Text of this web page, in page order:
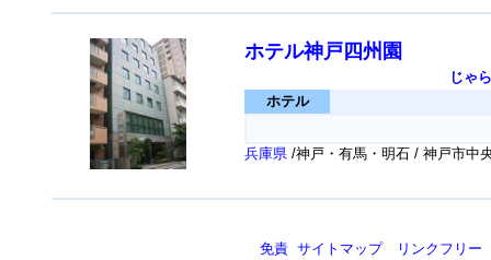
ホテル神戸四州園
じゃ
ホテル
兵庫県 /神戸・有馬・明石 / 神戸市中
免責 サイトマップ リンクフリー